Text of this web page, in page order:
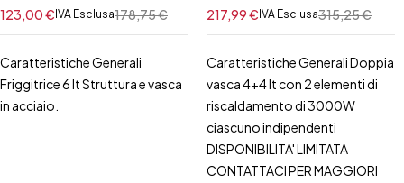
178,75€
123,00€ IVA Esclusa
Caratteristiche Generali
Friggitrice 6 lt Struttura e vasca
in acciaio.
315,25€
217,99€ IVA Esclusa
Caratteristiche Generali Doppia
vasca 4+4 lt con 2 elementi di
riscaldamento di 3000W
ciascuno indipendenti
DISPONIBILITA' LIMITATA
CONTATTACI PER MAGGIORI